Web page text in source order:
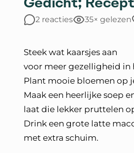
2 reacties 35× gelezen
Steek wat kaarsjes aan
voor meer gezelligheid in
Plant mooie bloemen op
Maak een heerlijke soep
laat die lekker pruttelen
Drink een grote latte
met extra schuim.